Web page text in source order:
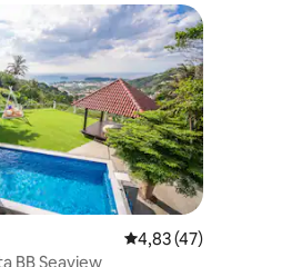
de 5, 71 avaliações4,83 de uma
4,83 (47)
BB Seaview